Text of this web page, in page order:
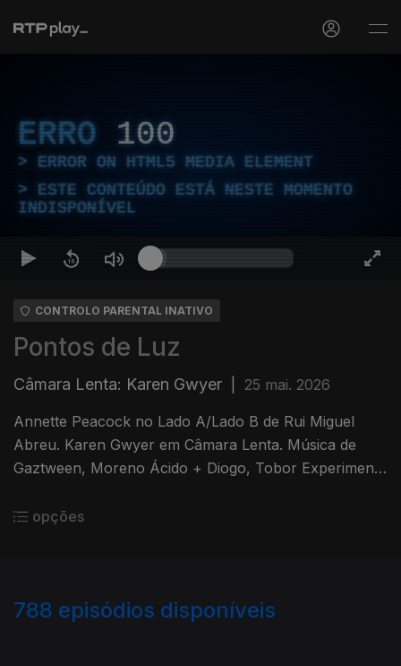
ERRO 100
ERROR ON HTML5 MEDIA ELEMENT
ESTE CONTEÚDO ESTÁ NESTE MOMENTO
INDISPONÍVEL
CONTROLO PARENTAL INATIVO
Pontos de Luz
Câmara Lenta: Karen Gwyer 25 mai. 2026
Annette Peacock no Lado A/Lado B de Rui Miguel
Abreu. Karen Gwyer em Câmara Lenta. Música de
Gaztween, Moreno Ácido + Diogo, Tobor Experiment,
opções
788 episódios disponíveis